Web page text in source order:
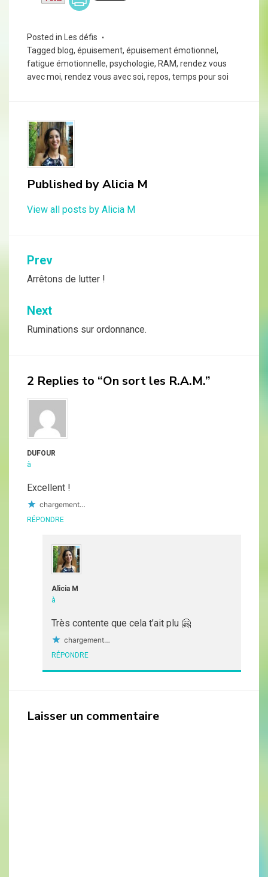
Posted in
Les défis
Tagged blog, épuisement, épuisement émotionnel ,
fatigue émotionnelle, psychologie, RAM, rendez vous
avec moi, rendez vous avec soi, repos, temps pour soi
Published byAlicia M
View all posts by Alicia M
Navigation
de
l’article
Prev
Arrêtons de lutter !
Next
Ruminations sur ordonnance.
2 Replies to “On sort les R.A.M.”
DUFOUR
à
Excellent !
chargement…
RÉPONDRE
Alicia M
à
Très contente que cela t’ait plu 🤗
chargement…
RÉPONDRE
Laisser un commentaire